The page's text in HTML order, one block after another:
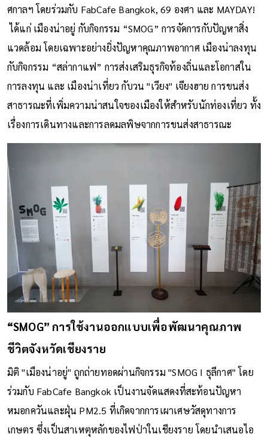
ศกาลฯ โดยร่วมกับ FabCafe Bangkok, 69 องศา และ MAYDAY!
ได้แก่ เมืองน่าอยู่ กับกิจกรรม “SMOG” การจัดการกับปัญหาสิ่ง
แวดล้อม โดยเฉพาะอย่างยิ่งปัญหาคุณภาพอากาศ เมืองน่าลงทุน
กับกิจกรรม “สล่ากาแฟ” การส่งเสริมธุรกิจท้องถิ่นและโอกาสใน
การลงทุน และ เมืองน่าเที่ยว กับวน "เวียง" เจียงฮาย การขนส่ง
สาธารณะที่เพิ่มความน่าสนใจของเมืองให้สำหรับนักท่องเที่ยว ทั้ง
เรื่องการเดินทางและการลดมลพิษจากการขนส่งสาธารณะ
“SMOG” การใช้งานออกแบบเพื่อพัฒนาคุณภาพ
ชีวิตจังหวัดเชียงราย
มิติ "เมืองน่าอยู่" ถูกถ่ายทอดผ่านกิจกรรม "SMOG I ธุลีกาศ" โดย
ร่วมกับ FabCafe Bangkok เป็นงานจัดแสดงที่สะท้อนปัญหา
หมอกควันและฝุ่น PM2.5 ที่เกิดจากการเผาเศษวัสดุทางการ
เกษตร ซึ่งเป็นสาเหตุหลักของไฟป่าในเชียงราย โดยนำเสนอไอ